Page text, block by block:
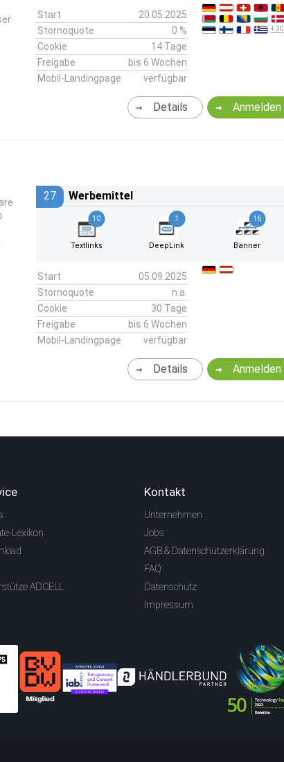
Start
20.05.2025
Stornoquote
0 %
Cookie
14 Tage
Freigabe
bis 6 Wochen
Mobil-Landingpage
verfügbar
+30
Anmelden
Details
27 Werbemittel
10
Textlinks
1
DeepLink
16
Banner
Start
05.09.2025
Stornoquote
n.a.
Cookie
30 Tage
Freigabe
bis 6 Wochen
Mobil-Landingpage
verfügbar
Anmelden
Details
Lexikon
ADCELL
Kontakt
Unternehmen
Jobs
AGB & Datenschutzerklärung
FAQ
Datenschutz
Impressum